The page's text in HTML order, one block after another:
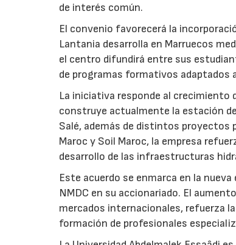
de interés común.
El convenio favorecerá la
Lantania desarrolla en Marruecos
el centro difundirá entre sus
de programas formativos adaptados
La iniciativa responde al crecimiento
construye actualmente la estación
Salé, además de distintos proyectos
Maroc y Soil Maroc, la empresa
desarrollo de las infraestructuras
Este acuerdo se enmarca en la
NMDC en su accionariado. El
mercados internacionales, refuerza
formación de profesionales